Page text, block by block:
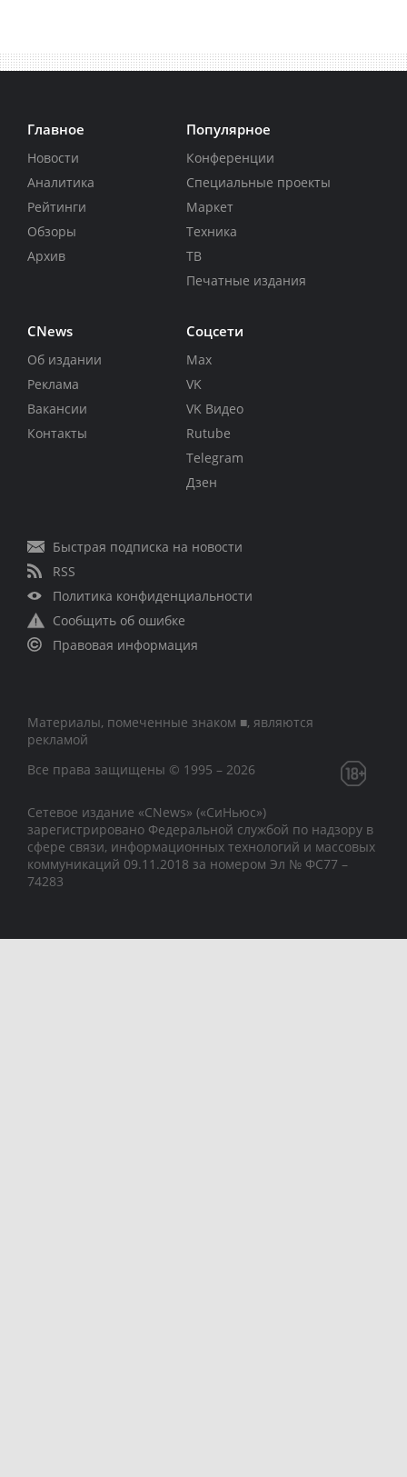
Главное
Новости
Аналитика
Рейтинги
Обзоры
Архив
Популярное
Конференции
Специальные проекты
Маркет
Техника
ТВ
Печатные издания
CNews
Об издании
Реклама
Вакансии
Контакты
Соцсети
Max
VK
VK Видео
Rutube
Telegram
Дзен
Быстрая подписка на новости
RSS
Политика конфиденциальности
Сообщить об ошибке
Правовая информация
Материалы, помеченные знаком ■, являются
рекламой
Все права защищены © 1995 – 2026
Сетевое издание «CNews» («СиНьюс»)
зарегистрировано Федеральной службой по надзору в
сфере связи, информационных технологий и массовых
коммуникаций 09.11.2018 за номером Эл № ФС77 –
74283